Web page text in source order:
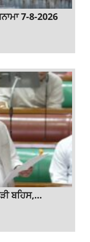
7-8-2026
ਬਹਿਸ,...